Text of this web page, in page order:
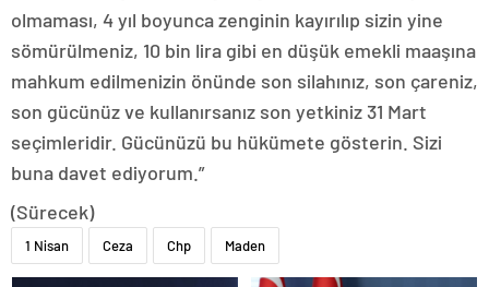
olmaması, 4 yıl boyunca zenginin kayırılıp sizin yine
sömürülmeniz, 10 bin lira gibi en düşük emekli maaşına
mahkum edilmenizin önünde son silahınız, son çareniz,
son gücünüz ve kullanırsanız son yetkiniz 31 Mart
seçimleridir. Gücünüzü bu hükümete gösterin. Sizi
buna davet ediyorum.”
(Sürecek)
1 Nisan Ceza Chp Maden